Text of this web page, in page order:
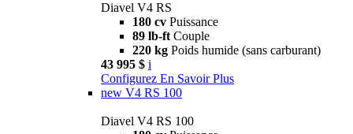
Diavel V4 RS
180 cv Puissance
89 lb-ft Couple
220 kg Poids humide (sans carburant)
43 995 $ i
Configurez En Savoir Plus
new V4 RS 100
Diavel V4 RS 100